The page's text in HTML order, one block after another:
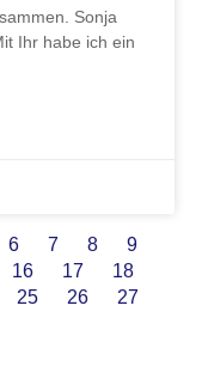
Sonja
Ihr habe ich ein
6 7 8
9
16 17
18
25 26
27